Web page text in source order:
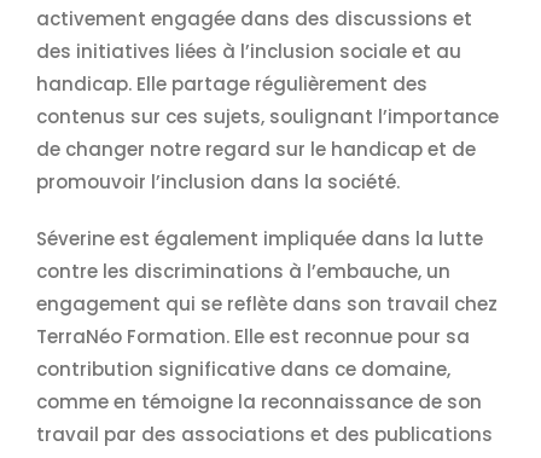
activement engagée dans des discussions et
des initiatives liées à l’inclusion sociale et au
handicap. Elle partage régulièrement des
contenus sur ces sujets, soulignant l’importance
de changer notre regard sur le handicap et de
promouvoir l’inclusion dans la société.
Séverine est également impliquée dans la lutte
contre les discriminations à l’embauche, un
engagement qui se reflète dans son travail chez
TerraNéo Formation. Elle est reconnue pour sa
contribution significative dans ce domaine,
comme en témoigne la reconnaissance de son
travail par des associations et des publications